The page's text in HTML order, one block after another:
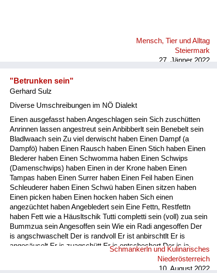
Mensch, Tier und Alltag
Steiermark
27. Jänner 2022
"Betrunken sein"
Gerhard Sulz
Diverse Umschreibungen im NÖ Dialekt
Einen ausgefasst haben Angeschlagen sein Sich zuschütten
Anrinnen lassen angestreut sein Anbibberlt sein Benebelt sein
Bladlwaach sein Zu viel derwischt haben Einen Dampf (a
Dampfö) haben Einen Rausch haben Einen Stich haben Einen
Blederer haben Einen Schwomma haben Einen Schwips
(Damenschwips) haben Einen in der Krone haben Einen
Tampas haben Einen Surrer haben Einen Feil haben Einen
Schleuderer haben Einen Schwü haben Einen sitzen haben
Einen picken haben Einen hocken haben Sich einen
angezüchtet haben Angebledert sein Eine Fettn, Restfettn
haben Fett wie a Häusltschik Tutti completti sein (voll) zua sein
Bummzua sein Angesoffen sein Wie ein Radi angesoffen Der
is angschwaschelt Der is randvoll Er ist anbirschtlt Er is
angesäuselt Er is zuagschütt Er is ontschechert Der is ja
schon gaunz steif Der is steif (steifer Blick) Fett wie ein
Radierer Blunzenfett sein Angefüllt sein abgefüllt sein
Schmankerln und Kulinarisches
Niederösterreich
10. August 2022